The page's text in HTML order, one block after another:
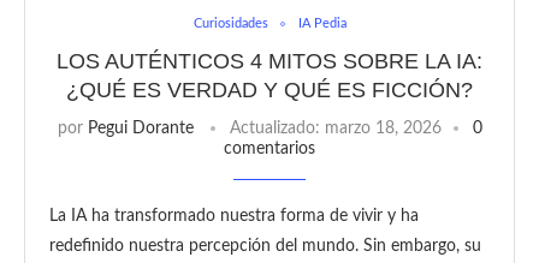
Curiosidades IA Pedia
LOS AUTÉNTICOS 4 MITOS SOBRE LA IA:
¿QUÉ ES VERDAD Y QUÉ ES FICCIÓN?
por Pegui Dorante Actualizado: marzo 18, 2026
0
comentarios
La IA ha transformado nuestra forma de vivir y ha
redefinido nuestra percepción del mundo. Sin embargo, su